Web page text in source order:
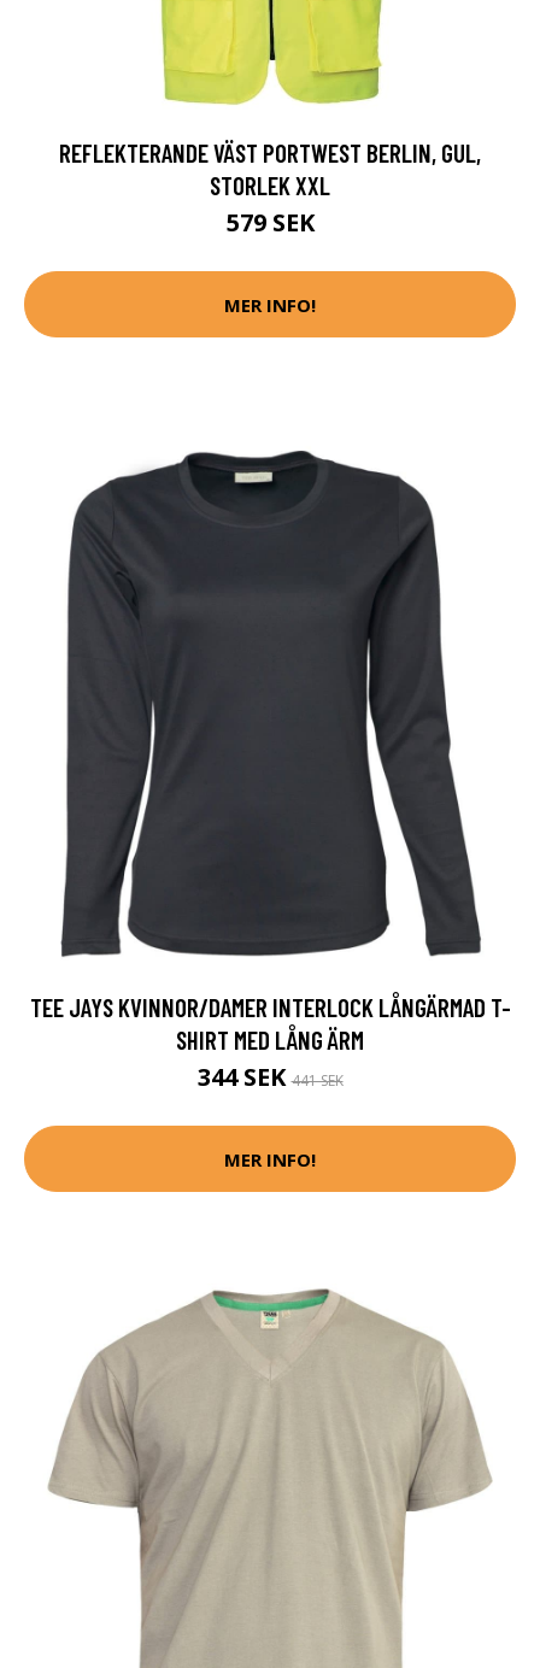
REFLEKTERANDE VÄST PORTWEST BERLIN, GUL,
STORLEK XXL
579 SEK
MER INFO!
TEE JAYS KVINNOR/DAMER INTERLOCK LÅNGÄRMAD T-
SHIRT MED LÅNG ÄRM
344 SEK441 SEK
MER INFO!